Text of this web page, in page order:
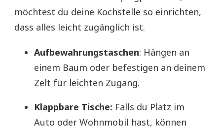
möchtest du deine Kochstelle so einrichten,
dass alles leicht zugänglich ist.
Aufbewahrungstaschen: Hängen an
einem Baum oder befestigen an deinem
Zelt für leichten Zugang.
Klappbare Tische: Falls du Platz im
Auto oder Wohnmobil hast, können